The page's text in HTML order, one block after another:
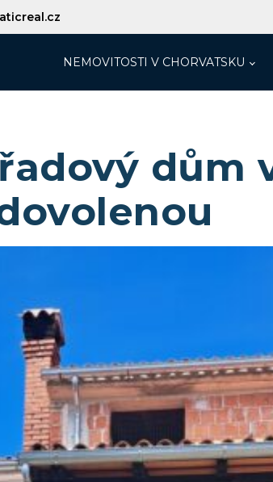
NEMOVITOSTI V CHORVATSKU
dům